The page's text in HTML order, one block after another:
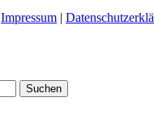
Impressum |
Suchen